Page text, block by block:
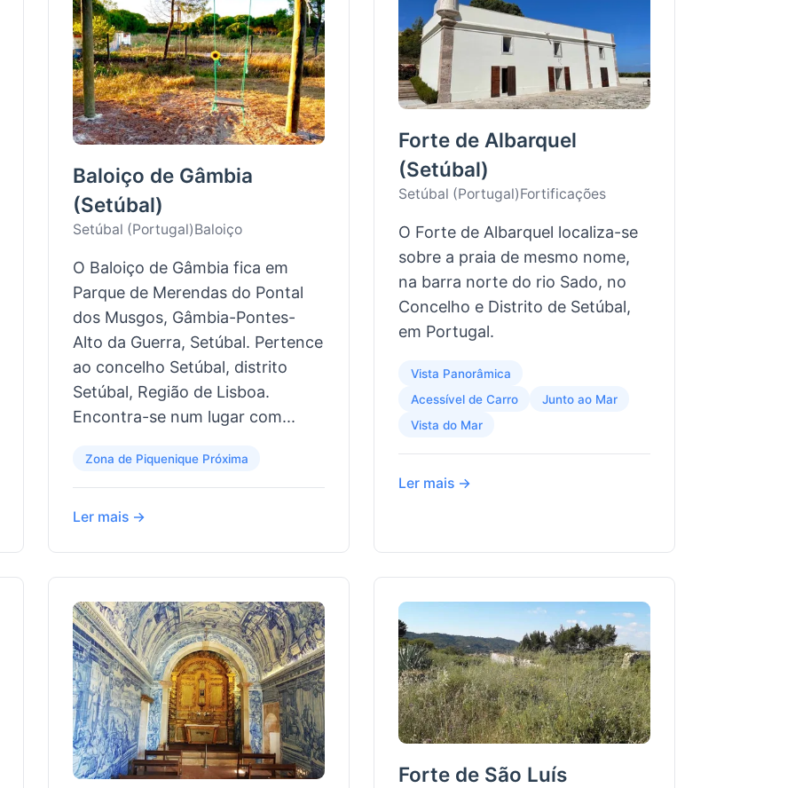
Baloiço de Gâmbia
(Setúbal)
Setúbal (Portugal)Baloiço
O Baloiço de Gâmbia fica em
Parque de Merendas do Pontal
dos Musgos, Gâmbia-Pontes-
Alto da Guerra, Setúbal. Pertence
ao concelho Setúbal, distrito
Setúbal, Região de Lisboa.
Encontra-se num lugar com...
Zona de Piquenique Próxima
Ler mais →
Forte de Albarquel
(Setúbal)
Setúbal (Portugal)Fortificações
O Forte de Albarquel localiza-se
sobre a praia de mesmo nome,
na barra norte do rio Sado, no
Concelho e Distrito de Setúbal,
em Portugal.
Vista Panorâmica
Acessível de Carro
Junto ao Mar
Vista do Mar
Ler mais →
Forte de São Luís